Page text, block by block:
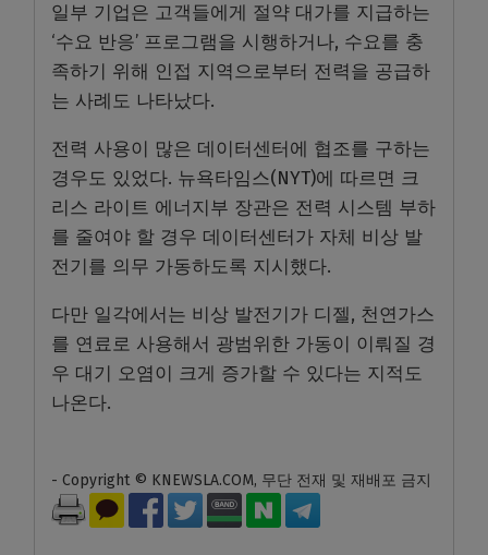
일부 기업은 고객들에게 절약 대가를 지급하는
‘수요 반응’ 프로그램을 시행하거나, 수요를 충
족하기 위해 인접 지역으로부터 전력을 공급하
는 사례도 나타났다.
전력 사용이 많은 데이터센터에 협조를 구하는
경우도 있었다. 뉴욕타임스(NYT)에 따르면 크
리스 라이트 에너지부 장관은 전력 시스템 부하
를 줄여야 할 경우 데이터센터가 자체 비상 발
전기를 의무 가동하도록 지시했다.
다만 일각에서는 비상 발전기가 디젤, 천연가스
를 연료로 사용해서 광범위한 가동이 이뤄질 경
우 대기 오염이 크게 증가할 수 있다는 지적도
나온다.
- Copyright © KNEWSLA.COM, 무단 전재 및 재배포 금지